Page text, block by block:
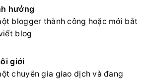
hưởng
blogger thành công hoặc mới bắt
blog
giới
chuyên gia giao dịch và đang